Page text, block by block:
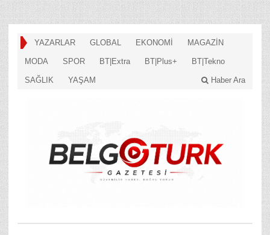
YAZARLAR GLOBAL EKONOMİ MAGAZİN
MODA SPOR BT|Extra BT|Plus+ BT|Tekno
SAĞLIK YAŞAM Haber Ara